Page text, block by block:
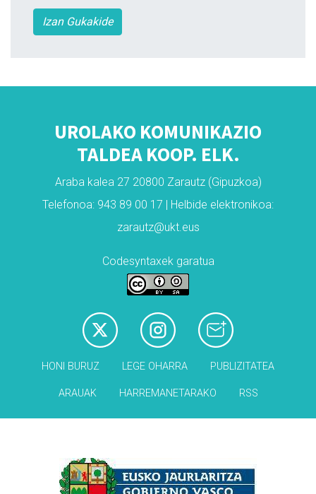
Izan Gukakide
UROLAKO KOMUNIKAZIO
TALDEA KOOP. ELK.
Araba kalea 27 20800 Zarautz (Gipuzkoa)
Telefonoa: 943 89 00 17 | Helbide elektronikoa:
zarautz@ukt.eus
Codesyntaxek garatua
HONI BURUZ LEGE OHARRA PUBLIZITATEA
ARAUAK HARREMANETARAKO RSS